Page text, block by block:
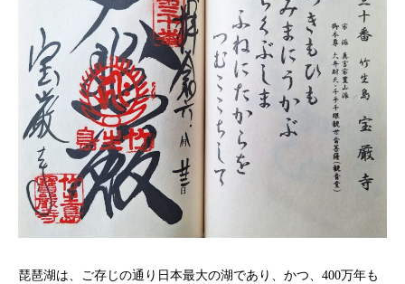
琵琶湖は、ご存じの通り日本最大の湖であり、かつ、400万年も